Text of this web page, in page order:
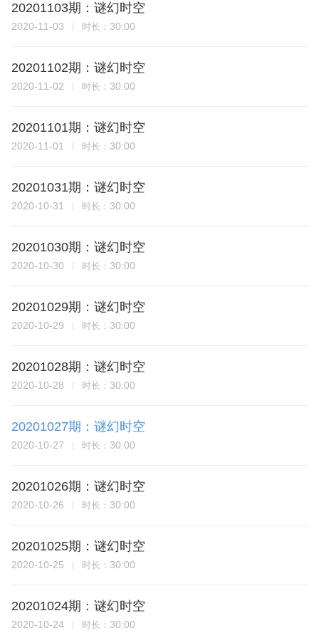
20201103期：谜幻时空
2020-11-03 时长： 30:00
20201102期：谜幻时空
2020-11-02 时长： 30:00
20201101期：谜幻时空
2020-11-01 时长： 30:00
20201031期：谜幻时空
2020-10-31 时长： 30:00
20201030期：谜幻时空
2020-10-30 时长： 30:00
20201029期：谜幻时空
2020-10-29 时长： 30:00
20201028期：谜幻时空
2020-10-28 时长： 30:00
20201027期：谜幻时空
2020-10-27 时长： 30:00
20201026期：谜幻时空
2020-10-26 时长： 30:00
20201025期：谜幻时空
2020-10-25 时长： 30:00
20201024期：谜幻时空
2020-10-24 时长： 30:00